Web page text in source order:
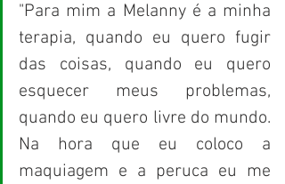
"Para mim a Melanny é a minha
terapia, quando eu quero fugir
das coisas, quando eu quero
esquecer meus problemas,
quando eu quero livre do mundo.
Na hora que eu coloco a
maquiagem e a peruca eu me